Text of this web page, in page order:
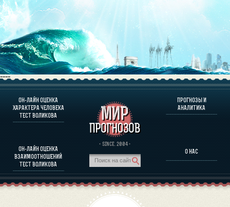
----
ОН-ЛАЙН ОЦЕНКА
ХАРАКТЕРА ЧЕЛОВЕКА
ТЕСТ ВОЛИКОВА
ОН-ЛАЙН ОЦЕНКА
ВЗАИМООТНОШЕНИЙ
ТЕСТ ВОЛИКОВА
· SINCE. 2004 ·
ПРОГНОЗЫ И
АНАЛИТИКА
О НАС
О ПРОГРАММЕ
ОЦЕНКА ХАРАКТЕРA ЧЕЛОВЕКА
ОЦЕНКА ХАРАКТЕРА ВЫДАЮЩИХСЯ ЛИЧНОСТЕЙ
О ПРОГРАММЕ
ПРОГНОЗЫ И АНАЛИТИКА